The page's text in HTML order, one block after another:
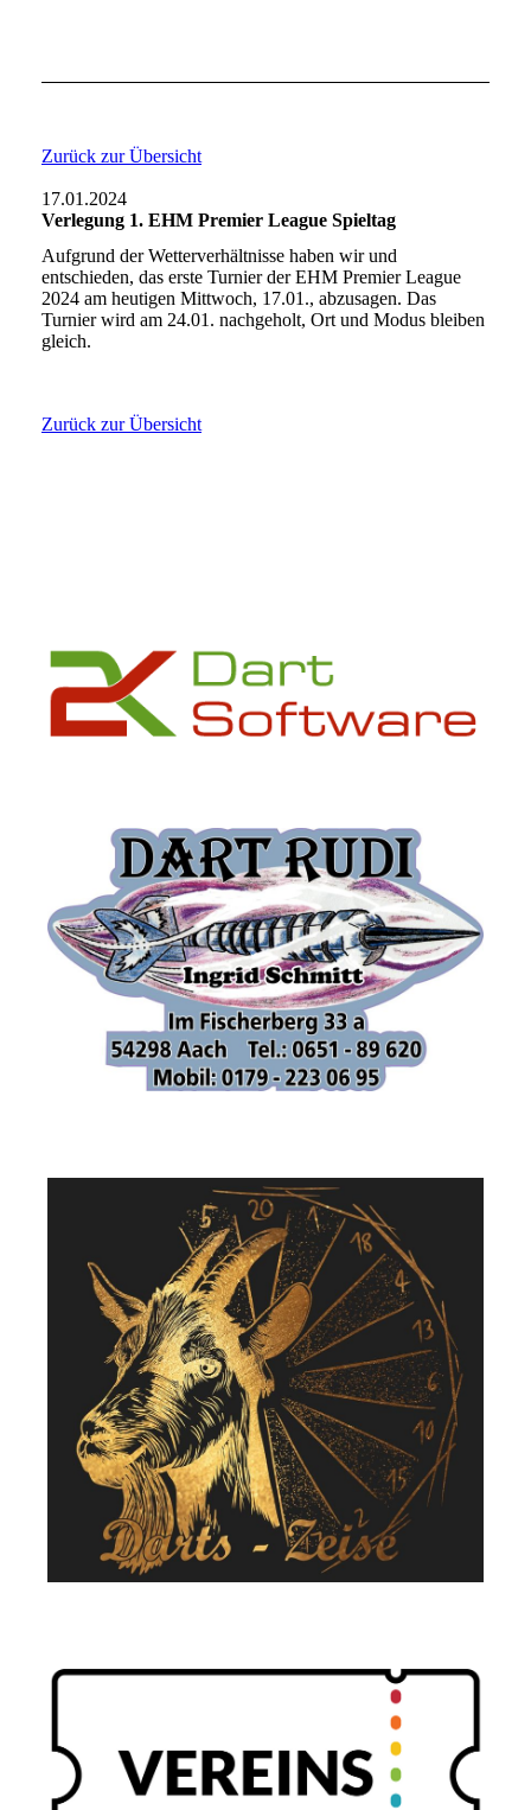
Zurück zur Übersicht
17.01.2024
Verlegung 1. EHM Premier League Spieltag
Aufgrund der Wetterverhältnisse haben wir und
entschieden, das erste Turnier der EHM Premier League
2024 am heutigen Mittwoch, 17.01., abzusagen. Das
Turnier wird am 24.01. nachgeholt, Ort und Modus bleiben
gleich.
Zurück zur Übersicht